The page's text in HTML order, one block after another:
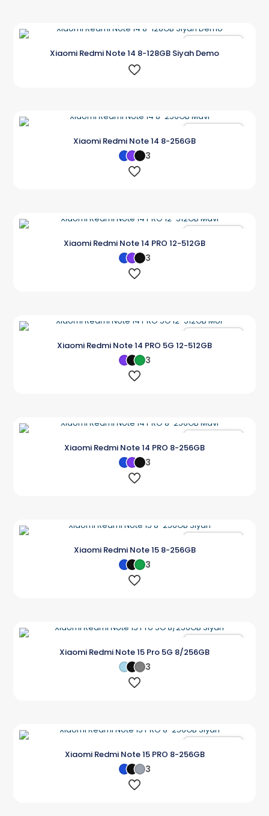
Xiaomi Redmi Note 14 8-128GB Siyah Demo
Xiaomi Redmi Note 14 8-256GB
3
Xiaomi Redmi Note 14 PRO 12-512GB
3
Xiaomi Redmi Note 14 PRO 5G 12-512GB
3
Xiaomi Redmi Note 14 PRO 8-256GB
3
Xiaomi Redmi Note 15 8-256GB
3
Xiaomi Redmi Note 15 Pro 5G 8/256GB
3
Xiaomi Redmi Note 15 PRO 8-256GB
3